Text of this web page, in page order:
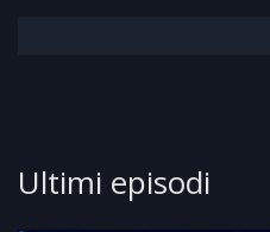
Ultimi episodi